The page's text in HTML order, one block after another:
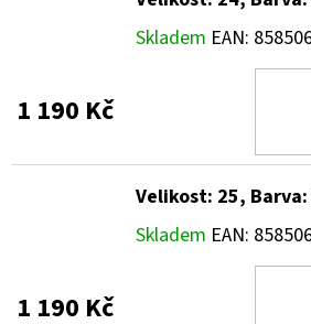
Skladem EAN:
1 190 Kč
Velikost: 25,
Skladem EAN:
1 190 Kč